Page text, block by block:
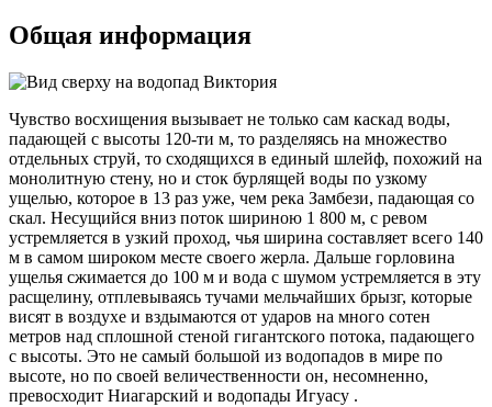
Общая информация
Чувство восхищения вызывает не только сам каскад воды,
падающей с высоты 120-ти м, то разделяясь на множество
отдельных струй, то сходящихся в единый шлейф, похожий на
монолитную стену, но и сток бурлящей воды по узкому
ущелью, которое в 13 раз уже, чем река Замбези, падающая со
скал. Несущийся вниз поток шириною 1 800 м, с ревом
устремляется в узкий проход, чья ширина составляет всего 140
м в самом широком месте своего жерла. Дальше горловина
ущелья сжимается до 100 м и вода с шумом устремляется в эту
расщелину, отплевываясь тучами мельчайших брызг, которые
висят в воздухе и вздымаются от ударов на много сотен
метров над сплошной стеной гигантского потока, падающего
с высоты. Это не самый большой из водопадов в мире по
высоте, но по своей величественности он, несомненно,
превосходит Ниагарский и водопады Игуасу .